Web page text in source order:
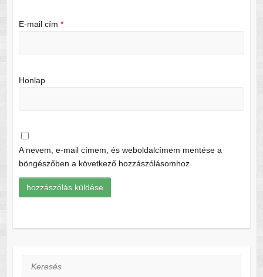
E-mail cím *
Honlap
A nevem, e-mail címem, és weboldalcímem mentése a
böngészőben a következő hozzászólásomhoz.
Keresés